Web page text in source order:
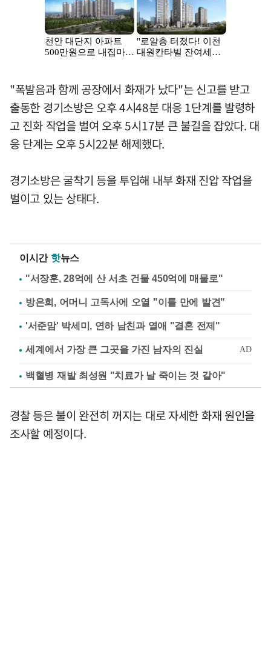
"폭발음과 함께 공장에서 화재가 났다"는 신고를 받고
출동한 경기소방은 오후 4시48분 대응 1단계를 발령하
고 진화 작업을 벌여 오후 5시17분 큰 불길을 잡았다. 대
응 단계는 오후 5시22분 해제했다.
경기소방은 굴착기 등을 투입해 내부 화재 진압 작업을
벌이고 있는 상태다.
이시간 핫뉴스
"서장훈, 28억에 산 서초 건물 450억에 매물로"
방은희, 어머니 고독사에 오열 "이틀 만에 발견"
'서준맘' 박세미, 연하 남친과 열애 "결혼 전제"
백혈병 재발 최성원 "치료가 날 죽이는 것 같아"
경찰 등은 불이 완전히 꺼지는 대로 자세한 화재 원인을
조사할 예정이다.